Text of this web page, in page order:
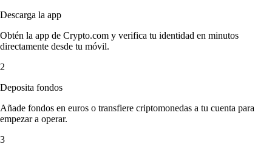
Descarga la app
Obtén la app de Crypto.com y verifica tu identidad en minutos
directamente desde tu móvil.
2
Deposita fondos
Añade fondos en euros o transfiere criptomonedas a tu cuenta para
empezar a operar.
3